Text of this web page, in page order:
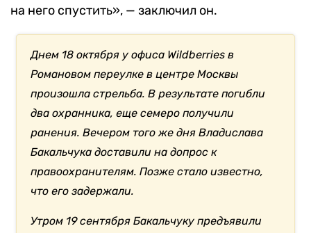
на него спустить», — заключил он.
Днем 18 октября у офиса Wildberries в
Романовом переулке в центре Москвы
произошла стрельба. В результате погибли
два охранника, еще семеро получили
ранения. Вечером того же дня Владислава
Бакальчука доставили на допрос к
правоохранителям. Позже стало известно,
что его задержали.
Утром 19 сентября Бакальчуку предъявили